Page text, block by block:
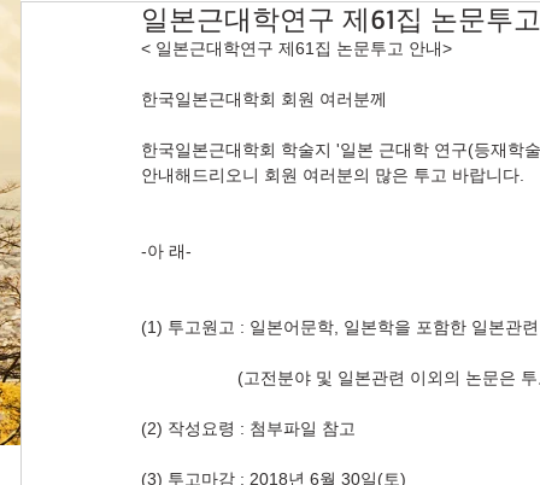
일본근대학연구 제61집 논문투
< 일본근대학연구 제61집 논문투고 안내>
한국일본근대학회 회원 여러분께
한국일본근대학회 학술지 '일본 근대학 연구(등재학
안내해드리오니 회원 여러분의 많은 투고 바랍니다.
-아 래-
(1) 투고원고 : 일본어문학, 일본학을 포함한 일본관
(고전분야 및 일본관련 이외의 논문
(2) 작성요령 : 첨부파일 참고
(3) 투고마감 : 2018년 6월 30일(토)